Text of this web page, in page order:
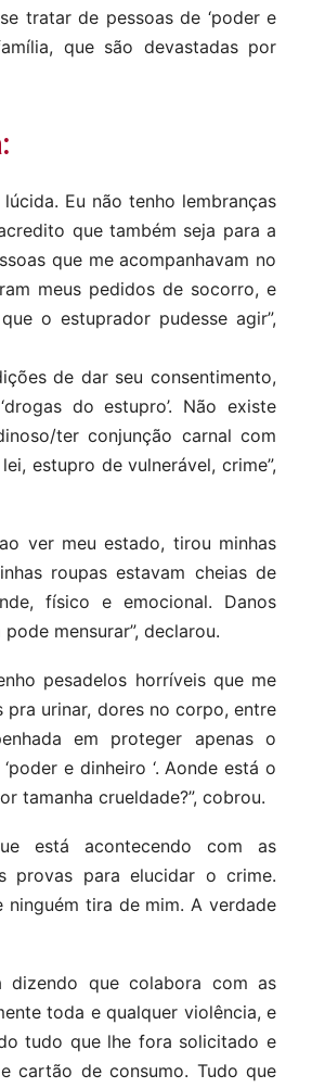
tratar de pessoas de ‘poder e
que são devastadas por
Eu não tenho lembranças
que também seja para a
que me acompanhavam no
meus pedidos de socorro, e
o estuprador pudesse agir”,
de dar seu consentimento,
do estupro’. Não existe
ter conjunção carnal com
estupro de vulnerável, crime”,
ver meu estado, tirou minhas
roupas estavam cheias de
físico e emocional. Danos
mensurar”, declarou.
pesadelos horríveis que me
urinar, dores no corpo, entre
em proteger apenas o
e dinheiro ‘. Aonde está o
tamanha crueldade?”, cobrou.
está acontecendo com as
provas para elucidar o crime.
tira de mim. A verdade
que colabora com as
toda e qualquer violência, e
tudo que lhe fora solicitado e
cartão de consumo. Tudo que